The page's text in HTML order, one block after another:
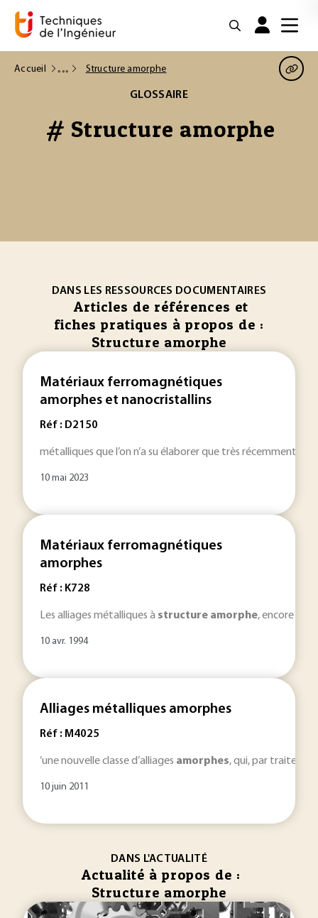
Accueil Structure amorphe
GLOSSAIRE
# Structure amorphe
DANS LES RESSOURCES DOCUMENTAIRES
Articles de références et
fiches pratiques à propos de :
Structure amorphe
Matériaux ferromagnétiques
amorphes et nanocristallins
Réf : D2150
métalliques que l’on n’a su élaborer que très récemment.
10 mai 2023
Matériaux ferromagnétiques
amorphes
Réf : K728
Les alliages métalliques à structure amorphe, encore
10 avr. 1994
Alliages métalliques amorphes
Réf : M4025
’une nouvelle classe d’alliages amorphes, qui, par
10 juin 2011
DANS L'ACTUALITÉ
Actualité à propos de :
Structure amorphe